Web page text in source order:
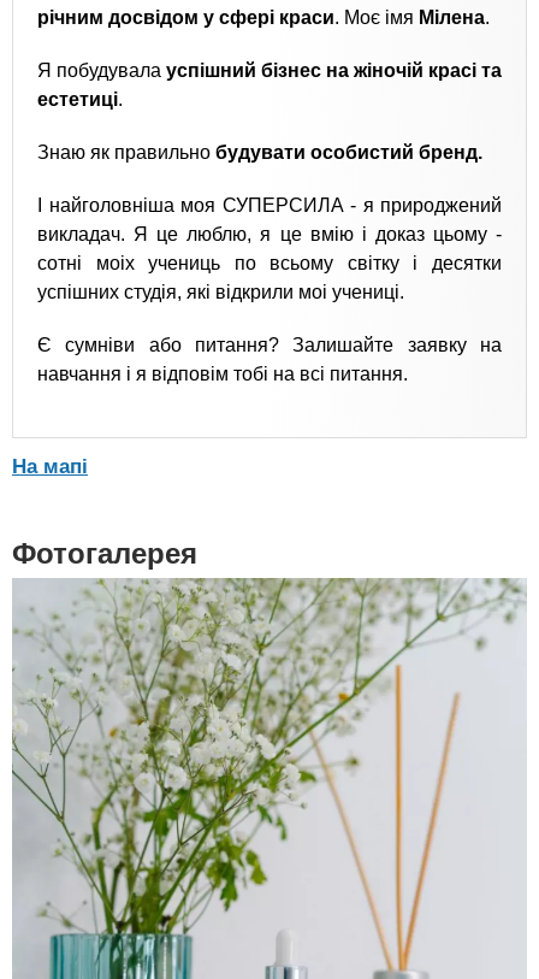
n
o
річним досвідом у сфері краси. Моє імя Мілена.
Я побудувала успішний бізнес на жіночій красі та
естетиці.
Знаю як правильно будувати особистий бренд.
І найголовніша моя СУПЕРСИЛА - я природжений
викладач. Я це люблю, я це вмію і доказ цьому -
сотні моіх учениць по всьому світку і десятки
успішних студія, які відкрили моі учениці.
Є сумніви або питання? Залишайте заявку на
навчання і я відповім тобі на всі питання.
На мапі
Фотогалерея